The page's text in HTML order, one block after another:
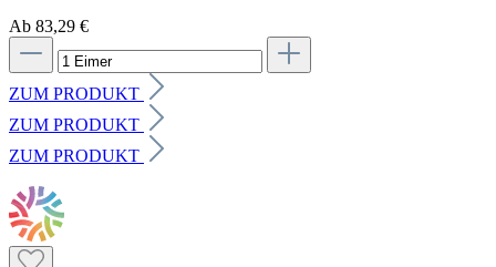
Ab 83,29 €
ZUM PRODUKT
ZUM PRODUKT
ZUM PRODUKT